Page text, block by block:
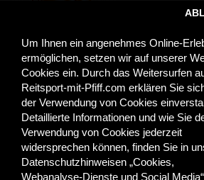
Um Ihnen ein angenehmes Online-
ermöglichen, setzen wir auf unserer
Cookies ein. Durch das Weitersurfen
Reitsport-mit-Pfiff.com erklären Sie
der Verwendung von Cookies
Detaillierte Informationen und wie Sie
Verwendung von Cookies jederzeit
widersprechen können, finden Sie in
Datenschutzhinweisen „Cookies,
Webanalyse-Dienste und Social
Versand
Das sagen unsere Kunden
Für den Preis ok,